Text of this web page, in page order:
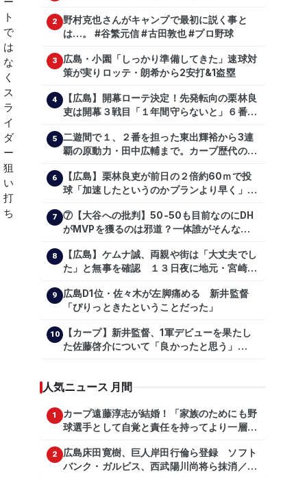
2
野村克也さんがキャンプで最初に説く事と
は…。 #谷繁元信 #古田敦也 #プロ野球
3
広島・小園「しっかり準備してきた」速球対
策が実りロッテ・朗希から2安打&1盗塁
4
【広島】開幕ローテ決定！先発転向の栗林良
吏は開幕３戦目「１年間守らないと」６番手
5
二遊間で１、２番を担った東出輝裕から3連
覇の原動力・田中広輔まで。カープ歴代のシ
6
【広島】栗林良吏が前日の２倍約60ｍで投
球「加速したというのかプランより早く」自
7
⑦【大谷への批判】50-50も目前なのにDH
がMVPを獲るのは邪道？一体誰がそんな事
【shoheiohtani】【池田親興】【高橋慶
彦】【広島東洋カープ】【プロ野球】
8
【広島】ケムナ誠、両親や街は「大丈夫でし
た」と無事を確認 １３日夜に地元・宮崎県
9
広島D1位・佐々木が左脚痛める 新井監督
「ぴりっときたということだった」
10
【カープ】新井監督、1軍デビューを果たし
た佐藤啓介について「良かったと思う」
人気ニュース 月間
1
カープ遠藤淳志が結婚！「家族のためにも野
球選手として自覚と責任を持ってより一層頑
2
広島床田寛樹、巨人岸田行倫ら登録 ソフト
バンク・ガルビス、西武陽川尚将ら抹消／２